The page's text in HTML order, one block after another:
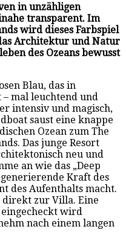
in unzähligen
transparent. Im
wird dieses Farbspiel
Architektur und Natur
des Ozeans bewusst
Blau, das in
mal leuchtend und
intensiv und magisch,
saust eine knappe
Ozean zum The
Das junge Resort
neu und
an wie das „Deep
Kraft des
des Aufenthalts macht.
direkt zur Villa. Eine
eingecheckt wird
nach einem langen